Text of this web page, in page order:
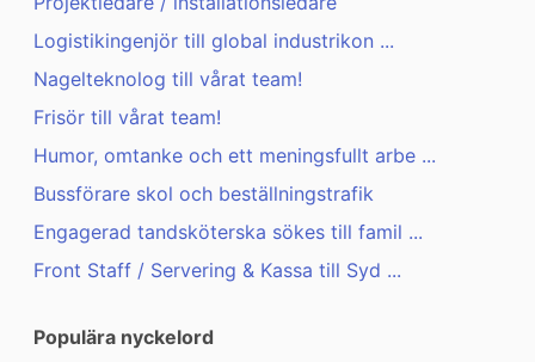
Logistikingenjör till global industrikon ...
Nagelteknolog till vårat team!
Frisör till vårat team!
Humor, omtanke och ett meningsfullt arbe ...
Bussförare skol och beställningstrafik
Engagerad tandsköterska sökes till famil ...
Front Staff / Servering & Kassa till Syd ...
Populära nyckelord